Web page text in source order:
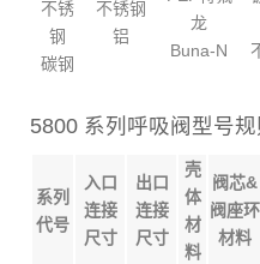
不锈
钢
碳钢
不锈钢
铝
龙
Buna-N
5800 系列呼吸阀型号规
系列
代号
入口
连接
尺寸
出口
连接
尺寸
壳
体
材
料
阀芯&
阀座环
材料